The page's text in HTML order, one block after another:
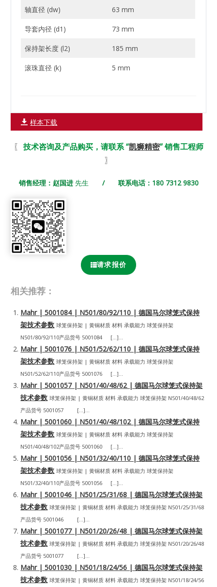
轴直径 (dw) 63 mm
导套内径 (d1) 73 mm
保持架长度 (l2) 185 mm
滚珠直径 (k) 5 mm
样本下载
〖 技术咨询及产品购买，请联系 “凯狮精密” 销售工程师
〗
销售经理：赵国进 先生 / 联系电话：180 7312 9830
请求报价
相关推荐：
Mahr | 5001084 | N501/80/92/110 | 德国马尔球笼式保持
架技术参数 球笼保持架 | 黄铜材质 材料 承载能力 球笼保持架
N501/80/92/110产品货号 5001084 […]...
Mahr | 5001076 | N501/52/62/110 | 德国马尔球笼式保持
架技术参数 球笼保持架 | 黄铜材质 材料 承载能力 球笼保持架
N501/52/62/110产品货号 5001076 […]...
Mahr | 5001057 | N501/40/48/62 | 德国马尔球笼式保持架
技术参数 球笼保持架 | 黄铜材质 材料 承载能力 球笼保持架 N501/40/48/62
产品货号 5001057 […]...
Mahr | 5001060 | N501/40/48/102 | 德国马尔球笼式保持
架技术参数 球笼保持架 | 黄铜材质 材料 承载能力 球笼保持架
N501/40/48/102产品货号 5001060 […]...
Mahr | 5001056 | N501/32/40/110 | 德国马尔球笼式保持
架技术参数 球笼保持架 | 黄铜材质 材料 承载能力 球笼保持架
N501/32/40/110产品货号 5001056 […]...
Mahr | 5001046 | N501/25/31/68 | 德国马尔球笼式保持架
技术参数 球笼保持架 | 黄铜材质 材料 承载能力 球笼保持架 N501/25/31/68
产品货号 5001046 […]...
Mahr | 5001077 | N501/20/26/48 | 德国马尔球笼式保持架
技术参数 球笼保持架 | 黄铜材质 材料 承载能力 球笼保持架 N501/20/26/48
产品货号 5001077 […]...
Mahr | 5001030 | N501/18/24/56 | 德国马尔球笼式保持架
技术参数 球笼保持架 | 黄铜材质 材料 承载能力 球笼保持架 N501/18/24/56